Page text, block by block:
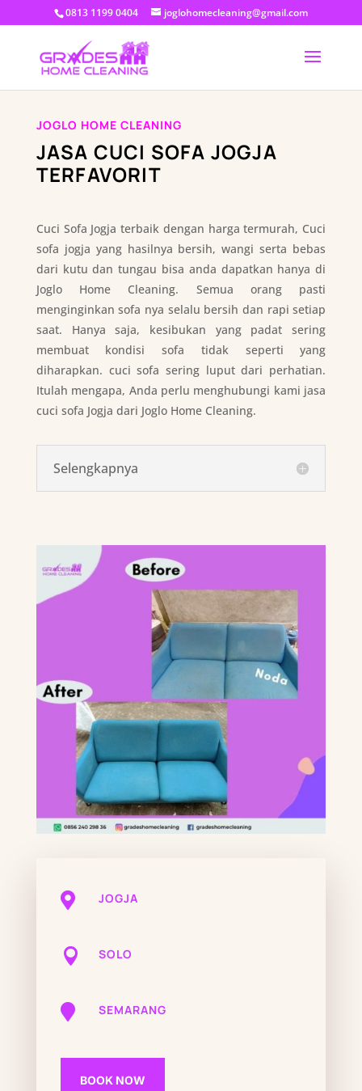
0813 1199 0404 joglohomecleaning@gmail.com
JOGLO HOME CLEANING
JASA CUCI SOFA JOGJA
TERFAVORIT
Cuci Sofa Jogja terbaik dengan harga termurah, Cuci
sofa jogja yang hasilnya bersih, wangi serta bebas
dari kutu dan tungau bisa anda dapatkan hanya di
Joglo Home Cleaning. Semua orang pasti
menginginkan sofa nya selalu bersih dan rapi setiap
saat. Hanya saja, kesibukan yang padat sering
membuat kondisi sofa tidak seperti yang
diharapkan. cuci sofa sering luput dari perhatian.
Itulah mengapa, Anda perlu menghubungi kami jasa
cuci sofa Jogja dari Joglo Home Cleaning.
Selengkapnya
 JOGJA
 SOLO
 SEMARANG
BOOK NOW